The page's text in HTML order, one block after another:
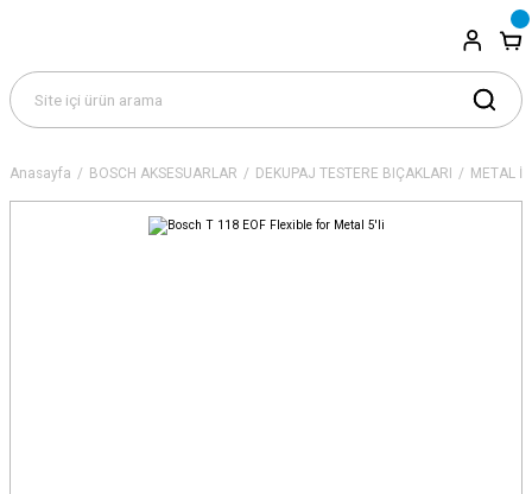
Anasayfa BOSCH AKSESUARLAR DEKUPAJ TESTERE BIÇAKLARI METAL